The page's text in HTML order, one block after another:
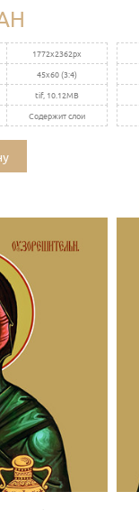
1772x2362px
45x60 (3:4)
tif, 10.12MB
Содержит слои